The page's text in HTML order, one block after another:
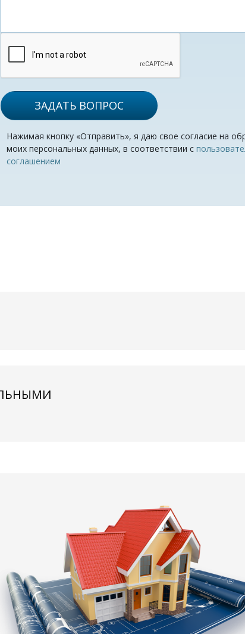
ЗАДАТЬ ВОПРОС
Нажимая кнопку «Отправить», я даю свое согласие на
моих персональных данных, в соответствии с
соглашением